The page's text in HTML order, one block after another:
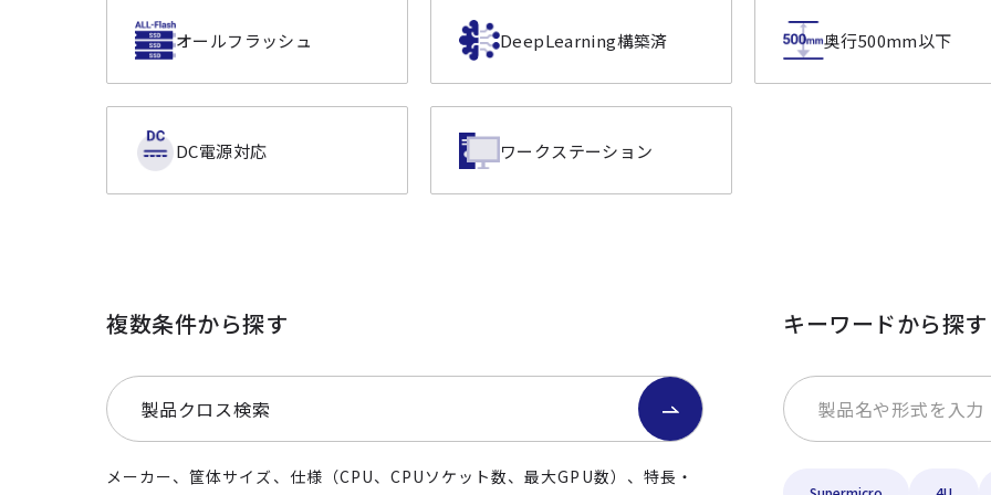
オールフラッシュ DeepLearning構築済 奥行500mm以下
DC電源対応 ワークステーション
複数条件から探す
製品クロス検索
メーカー、筐体サイズ、仕様（CPU、CPUソケット数、最大GPU数）、特長・
キーワードから探す